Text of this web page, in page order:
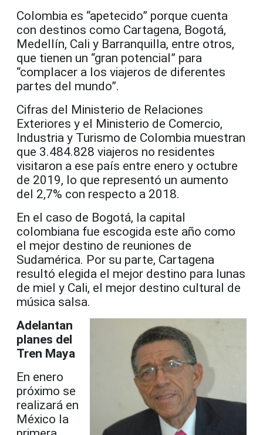
Colombia es “apetecido” porque cuenta
con destinos como Cartagena, Bogotá,
Medellín, Cali y Barranquilla, entre otros,
que tienen un “gran potencial” para
“complacer a los viajeros de diferentes
partes del mundo”.
Cifras del Ministerio de Relaciones
Exteriores y el Ministerio de Comercio,
Industria y Turismo de Colombia muestran
que 3.484.828 viajeros no residentes
visitaron a ese país entre enero y octubre
de 2019, lo que representó un aumento
del 2,7% con respecto a 2018.
En el caso de Bogotá, la capital
colombiana fue escogida este año como
el mejor destino de reuniones de
Sudamérica. Por su parte, Cartagena
resultó elegida el mejor destino para lunas
de miel y Cali, el mejor destino cultural de
música salsa.
Adelantan
planes del
Tren Maya
En enero
próximo se
realizará en
México la